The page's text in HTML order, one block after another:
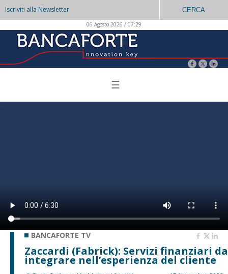
Iscriviti alla Newsletter CERCA
06 Agosto 2026 / 07:29
☰
BANCAFORTE TV
Zaccardi (Fabrick): Servizi finanziari da
integrare nell’esperienza del cliente